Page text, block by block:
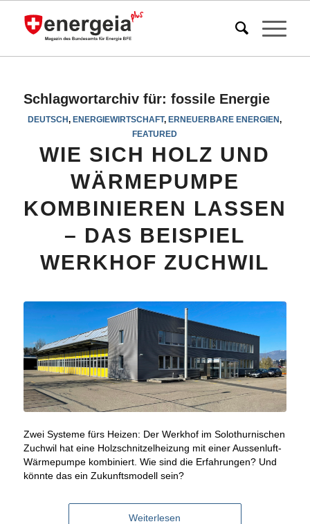
Schlagwortarchiv für: fossile Energie
DEUTSCH,ENERGIEWIRTSCHAFT,ERNEUERBARE ENERGIEN,
FEATURED
WIE SICH HOLZ UND
WÄRMEPUMPE
KOMBINIEREN LASSEN
– DAS BEISPIEL
WERKHOF ZUCHWIL
Zwei Systeme fürs Heizen: Der Werkhof im Solothurnischen
Zuchwil hat eine Holzschnitzelheizung mit einer Aussenluft-
Wärmepumpe kombiniert. Wie sind die Erfahrungen? Und
könnte das ein Zukunftsmodell sein?
Weiterlesen